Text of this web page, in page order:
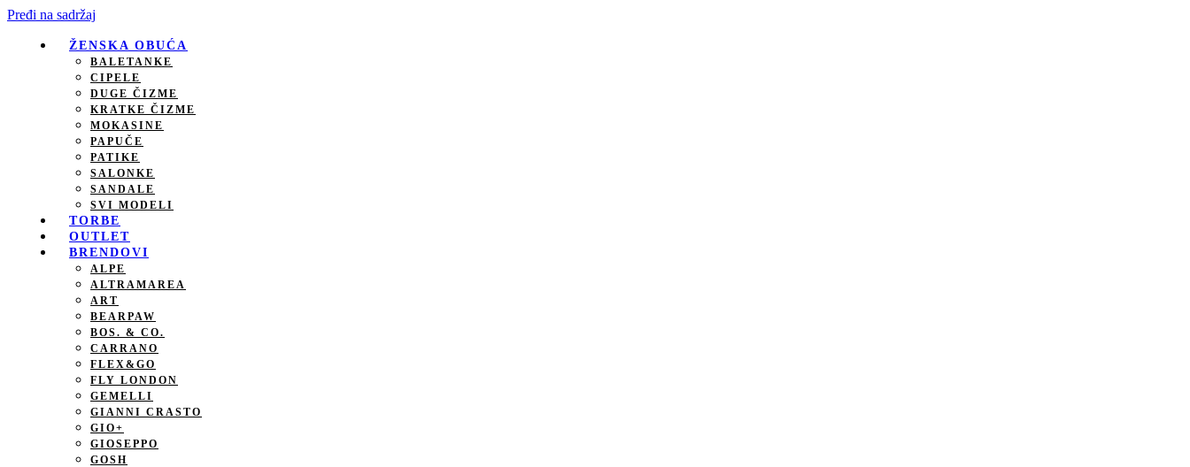
Pređi na sadržaj
ŽENSKA OBUĆA
BALETANKE
CIPELE
DUGE ČIZME
KRATKE ČIZME
MOKASINE
PAPUČE
PATIKE
SALONKE
SANDALE
SVI MODELI
TORBE
OUTLET
BRENDOVI
ALPE
ALTRAMAREA
ART
BEARPAW
BOS. & CO.
CARRANO
FLEX&GO
FLY LONDON
GEMELLI
GIANNI CRASTO
GIO+
GIOSEPPO
GOSH